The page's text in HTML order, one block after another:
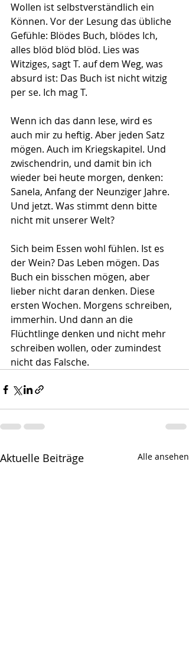
Wollen ist selbstverständlich ein
Können. Vor der Lesung das übliche
Gefühle: Blödes Buch, blödes Ich,
alles blöd blöd blöd. Lies was
Witziges, sagt T. auf dem Weg, was
absurd ist: Das Buch ist nicht witzig
per se. Ich mag T.
Wenn ich das dann lese, wird es
auch mir zu heftig. Aber jeden Satz
mögen. Auch im Kriegskapitel. Und
zwischendrin, und damit bin ich
wieder bei heute morgen, denken:
Sanela, Anfang der Neunziger Jahre.
Und jetzt. Was stimmt denn bitte
nicht mit unserer Welt?
Sich beim Essen wohl fühlen. Ist es
der Wein? Das Leben mögen. Das
Buch ein bisschen mögen, aber
lieber nicht daran denken. Diese
ersten Wochen. Morgens schreiben,
immerhin. Und dann an die
Flüchtlinge denken und nicht mehr
schreiben wollen, oder zumindest
nicht das Falsche.
Aktuelle Beiträge Alle ansehen